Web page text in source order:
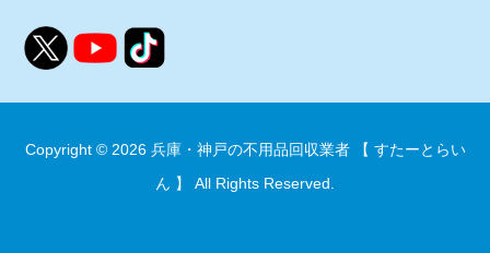
Copyright © 2026 兵庫・神戸の不用品回収業者 【 すたーとらい
ん 】
All Rights Reserved.